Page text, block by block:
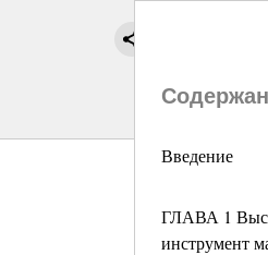
Введение
ГЛАВА 1
инструмент